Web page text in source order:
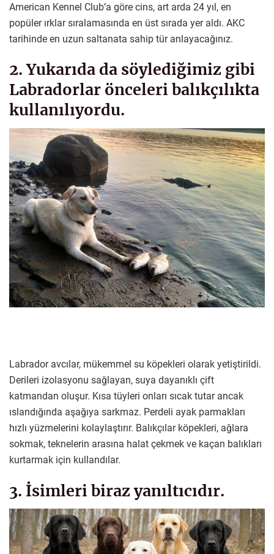
American Kennel Club’a göre cins, art arda 24 yıl, en
popüler ırklar sıralamasında en üst sırada yer aldı. AKC
tarihinde en uzun saltanata sahip tür anlayacağınız.
2. Yukarıda da söylediğimiz gibi
Labradorlar önceleri balıkçılıkta
kullanılıyordu.
Labrador avcılar, mükemmel su köpekleri olarak yetiştirildi.
Derileri izolasyonu sağlayan, suya dayanıklı çift
katmandan oluşur. Kısa tüyleri onları sıcak tutar ancak
ıslandığında aşağıya sarkmaz. Perdeli ayak parmakları
hızlı yüzmelerini kolaylaştırır. Balıkçılar köpekleri, ağlara
sokmak, teknelerin arasına halat çekmek ve kaçan balıkları
kurtarmak için kullandılar.
3. İsimleri biraz yanıltıcıdır.